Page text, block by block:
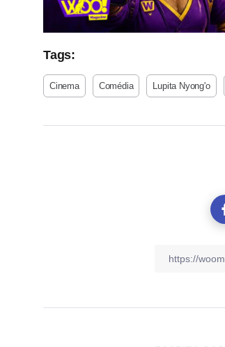
Tags:
Cinema Comédia Lupita Nyong'o